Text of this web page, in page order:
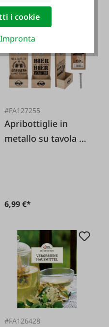
#FA127255
Apribottiglie in
metallo su tavola di
6,99 €*
#FA126428
i cookie